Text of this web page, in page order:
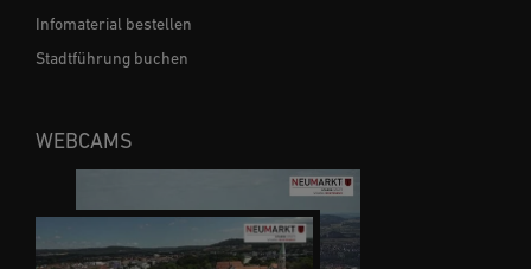
Infomaterial bestellen
Stadtführung buchen
WEBCAMS